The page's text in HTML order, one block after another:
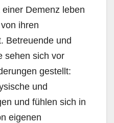
Demenz leben
ihren
Betreuende und
sehen sich vor
gestellt:
und
und fühlen sich in
eigenen